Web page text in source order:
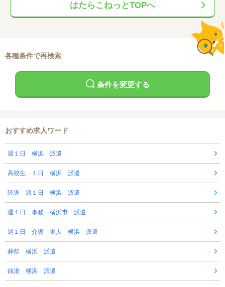
はたらこねっとTOPへ
各種条件で再検索
条件を変更する
おすすめ求人ワード
週１日 横浜 派遣
高校生 １日 横浜 派遣
陸送 週１日 横浜 派遣
週１日 事務 横浜市 派遣
週１日 介護 求人 横浜 派遣
葬祭 横浜 派遣
銭湯 横浜 派遣